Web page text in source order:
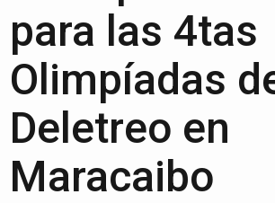
para las 4tas
Olimpíadas
Deletreo en
Maracaibo